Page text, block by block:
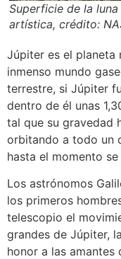
Superficie de la
artística, crédito:
Júpiter es el planeta
inmenso mundo
terrestre, si Júpiter
dentro de él unas
tal que su gravedad
orbitando a todo un
hasta el momento
Los astrónomos
los primeros
telescopio el
grandes de Júpiter,
honor a las amantes